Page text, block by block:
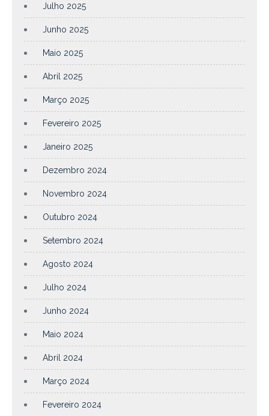
Julho 2025
Junho 2025
Maio 2025
Abril 2025
Março 2025
Fevereiro 2025
Janeiro 2025
Dezembro 2024
Novembro 2024
Outubro 2024
Setembro 2024
Agosto 2024
Julho 2024
Junho 2024
Maio 2024
Abril 2024
Março 2024
Fevereiro 2024